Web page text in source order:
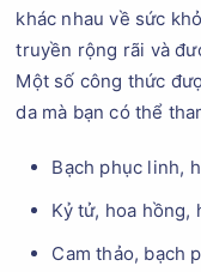
khác nhau về sức
truyền rộng rãi và
Một số công thức
da mà bạn có thể
Bạch phục linh,
Kỷ tử, hoa hồng,
Cam thảo, bạch